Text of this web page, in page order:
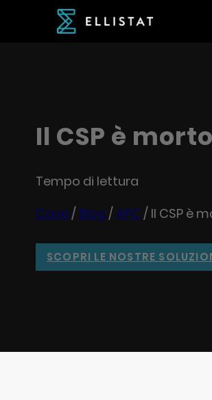
Il CSP è
Tempo di lettura
Casa / Blog / APC / Il CSP è
SCOPRI LE NOSTRE